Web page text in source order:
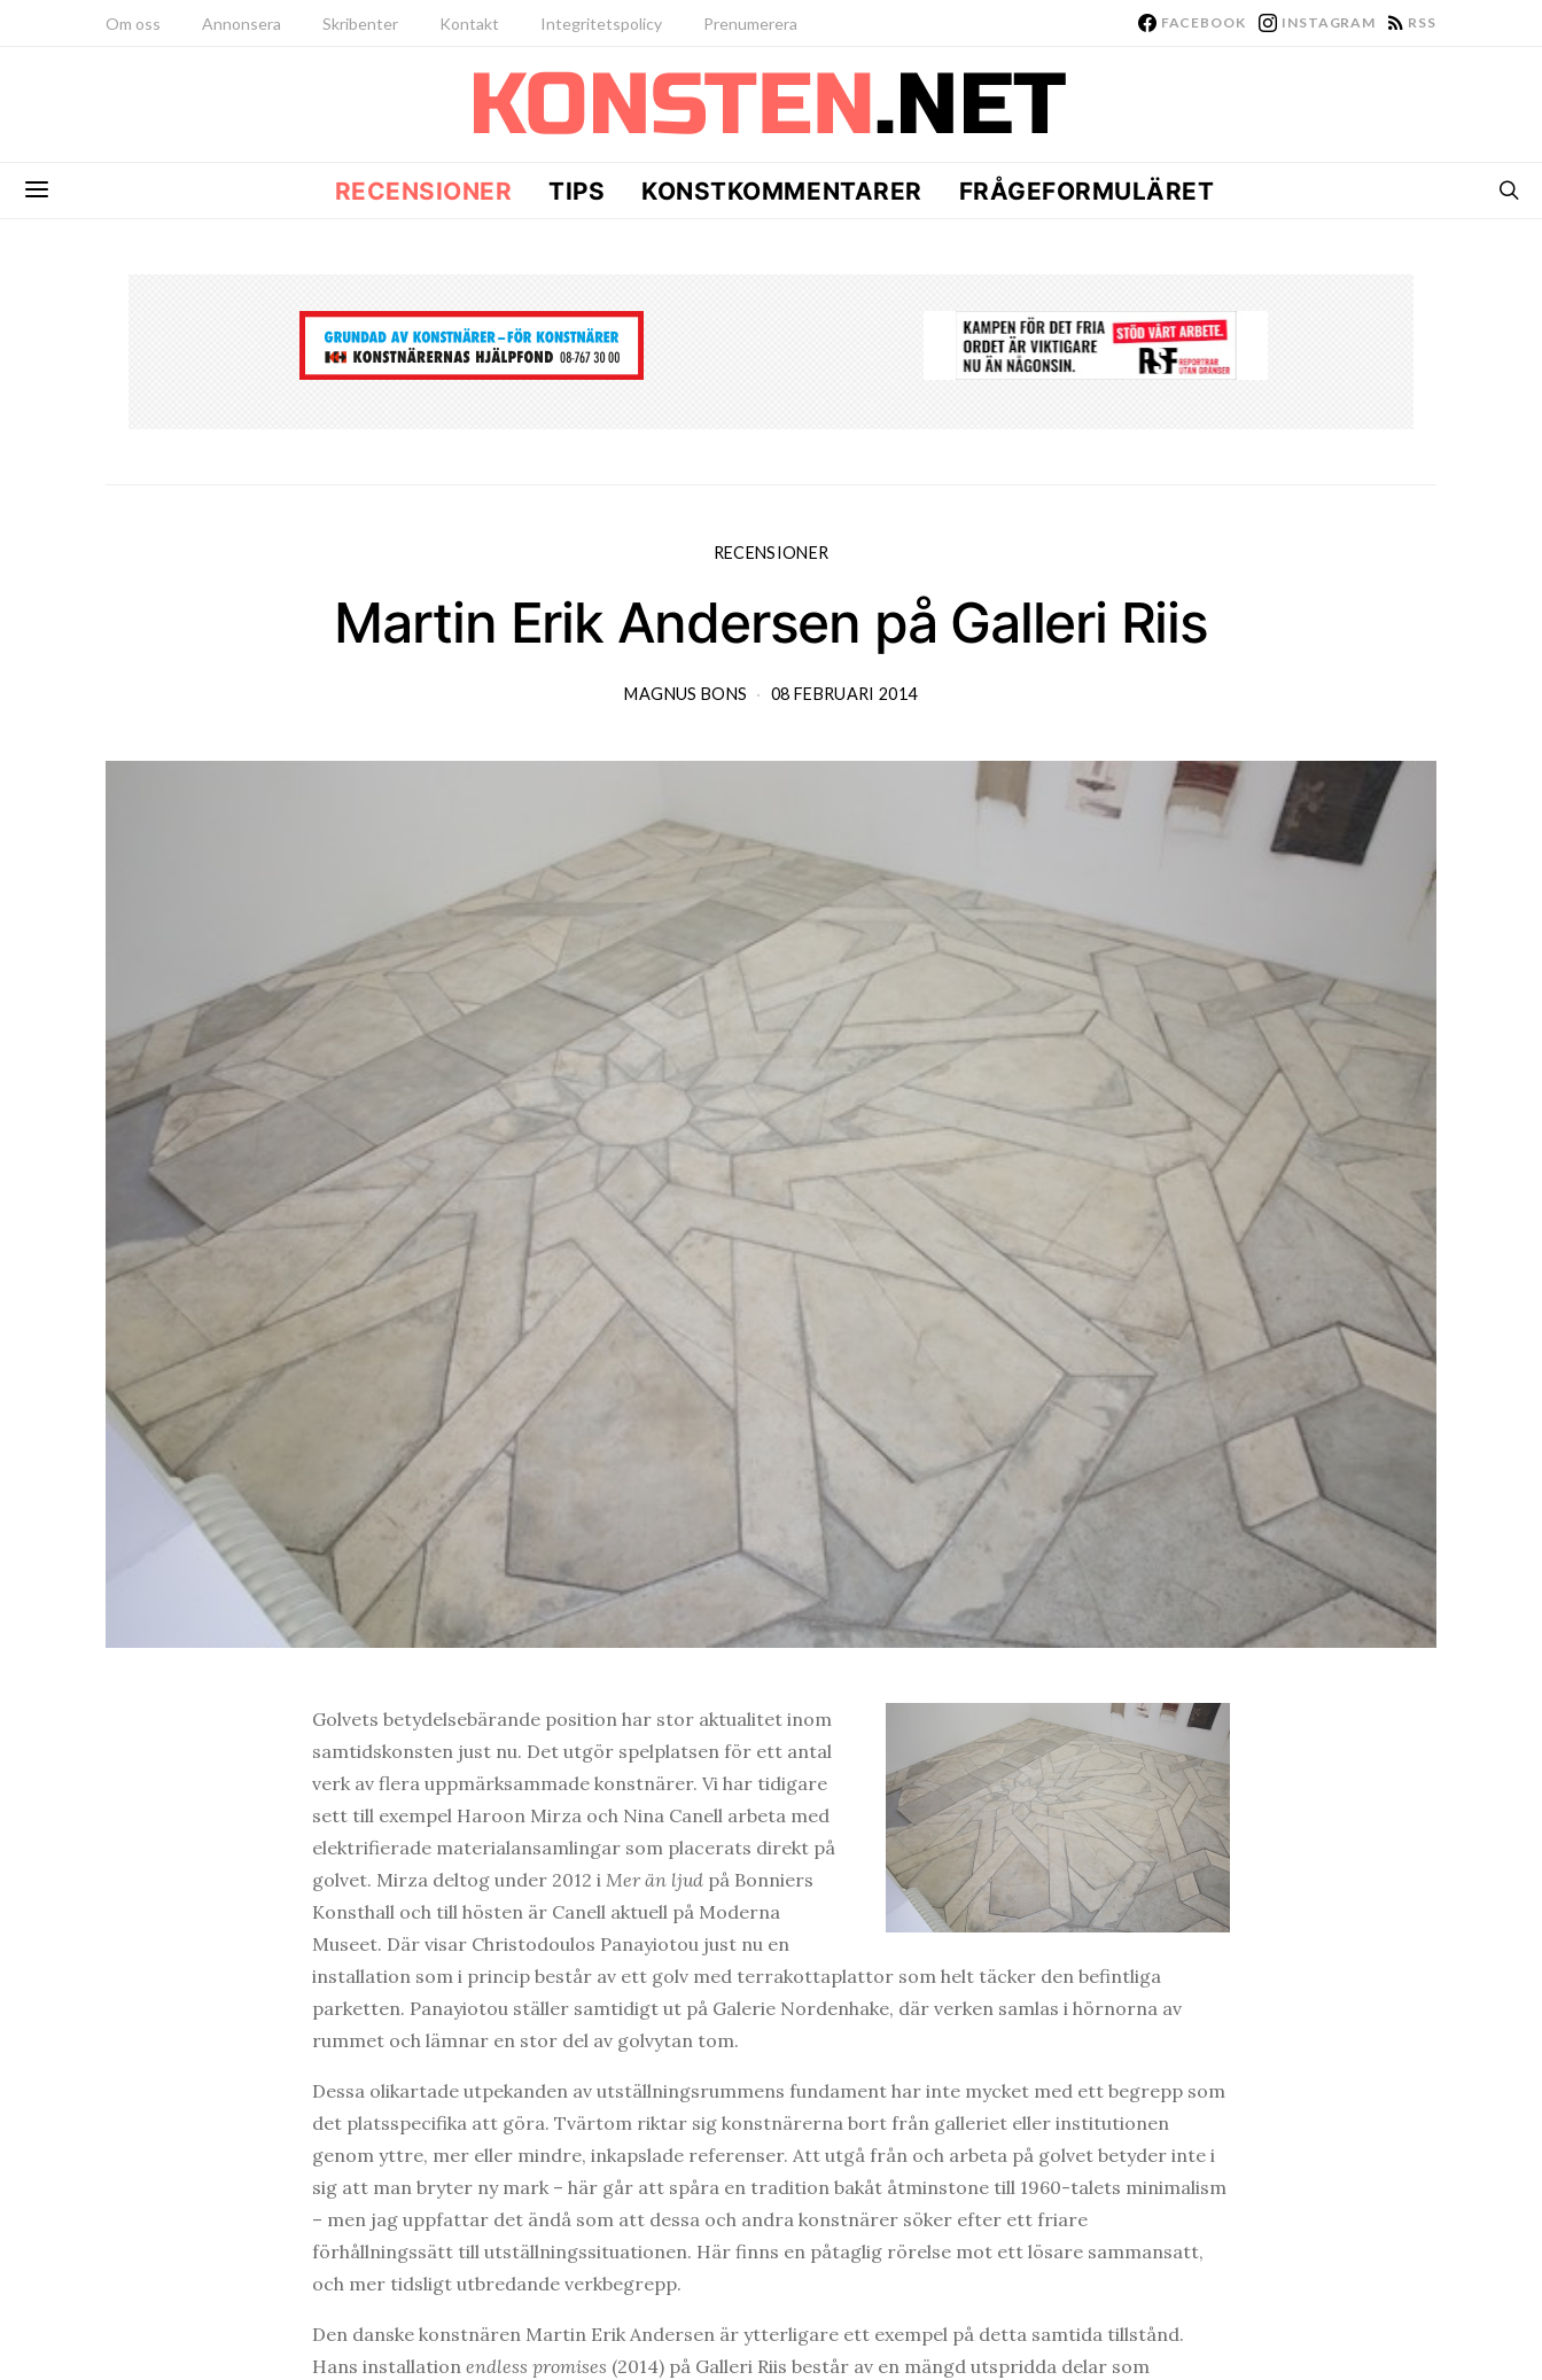
Om oss Annonsera Skribenter Kontakt Integritetspolicy Prenumerera FACEBOOK INSTAGRAM RSS
RECENSIONER TIPS KONSTKOMMENTARER FRÅGEFORMULÄRET
RECENSIONER
Martin Erik Andersen på Galleri Riis
MAGNUS BONS 08 FEBRUARI 2014
Golvets betydelsebärande position har stor aktualitet inom
samtidskonsten just nu. Det utgör spelplatsen för ett antal
verk av flera uppmärksammade konstnärer. Vi har tidigare
sett till exempel Haroon Mirza och Nina Canell arbeta med
elektrifierade materialansamlingar som placerats direkt på
golvet. Mirza deltog under 2012 i Mer än ljud på Bonniers
Konsthall och till hösten är Canell aktuell på Moderna
Museet. Där visar Christodoulos Panayiotou just nu en
installation som i princip består av ett golv med terrakottaplattor som helt täcker den befintliga
parketten. Panayiotou ställer samtidigt ut på Galerie Nordenhake, där verken samlas i hörnorna av
rummet och lämnar en stor del av golvytan tom.
Dessa olikartade utpekanden av utställningsrummens fundament har inte mycket med ett begrepp som
det platsspecifika att göra. Tvärtom riktar sig konstnärerna bort från galleriet eller institutionen
genom yttre, mer eller mindre, inkapslade referenser. Att utgå från och arbeta på golvet betyder inte i
sig att man bryter ny mark – här går att spåra en tradition bakåt åtminstone till 1960-talets minimalism
– men jag uppfattar det ändå som att dessa och andra konstnärer söker efter ett friare
förhållningssätt till utställningssituationen. Här finns en påtaglig rörelse mot ett lösare sammansatt,
och mer tidsligt utbredande verkbegrepp.
Den danske konstnären Martin Erik Andersen är ytterligare ett exempel på detta samtida tillstånd.
Hans installation endless promises (2014) på Galleri Riis består av en mängd utspridda delar som